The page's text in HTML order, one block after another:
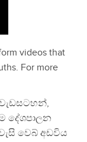
videos that
For more
දේශපාලන
වෙබ් අඩවිය